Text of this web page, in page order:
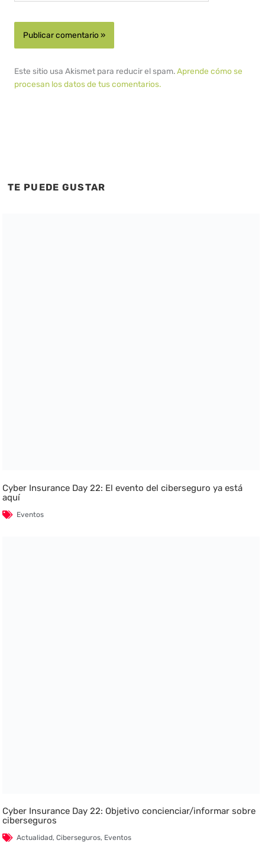
Este sitio usa Akismet para reducir el spam.Aprende cómo se
procesan los datos de tus comentarios.
TE PUEDE GUSTAR
Cyber Insurance Day 22: El evento del ciberseguro ya está
aquí
Eventos
Cyber Insurance Day 22: Objetivo concienciar/informar sobre
ciberseguros
Actualidad,Ciberseguros, Eventos